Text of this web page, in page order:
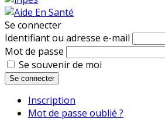
Se connecter
Identifiant ou adresse e-mail
Mot de passe
Se souvenir de moi
Se connecter
Inscription
Mot de passe oublié ?